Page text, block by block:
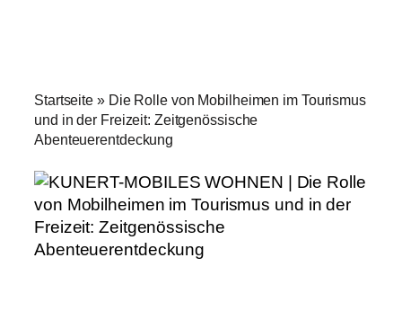
Startseite » Die Rolle von Mobilheimen im Tourismus
und in der Freizeit: Zeitgenössische
Abenteuerentdeckung